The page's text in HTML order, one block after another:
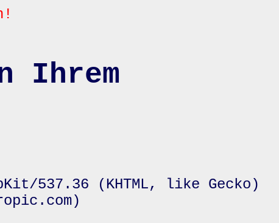
Ihrem
537.36 (KHTML, like Gecko)